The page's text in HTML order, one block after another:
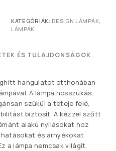
KATEGÓRIÁK: DESIGN LÁMPÁK,
LÁMPÁK
ÉS TULAJDONSÁGOK
hangulatot otthonában
A lámpa hosszúkás,
szűkül a teteje felé,
biztosít. A kézzel szőtt
alakú nyílásokat hoz
és árnyékokat
a lámpa nemcsak világít,